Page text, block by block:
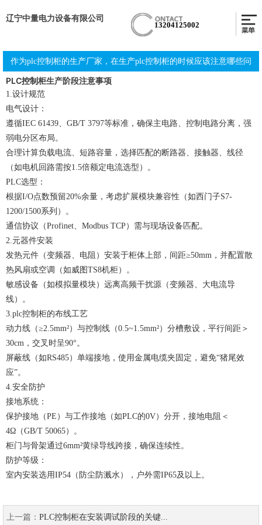
辽宁中量电力设备有限公司
13204125002
作为plc控制柜的生产厂家，在生产plc控制柜的时候应该注意哪些问
PLC控制柜生产阶段注意事项
1.设计规范
电气设计：
遵循IEC 61439、GB/T 3797等标准，确保主电路、控制电路分离，强
弱电分区布局。
合理计算负载电流、短路容量，选择匹配的断路器、接触器、线径
（如电机回路需按1.5倍额定电流选型）。
PLC选型：
根据I/O点数预留20%余量，考虑扩展模块兼容性（如西门子S7-
1200/1500系列）。
通信协议（Profinet、Modbus TCP）需与现场设备匹配。
2.元器件安装
发热元件（变频器、电阻）安装于柜体上部，间距≥50mm，并配置散
热风扇或空调（如威图TS8机柜）。
敏感设备（如模拟量模块）远离高频干扰源（变频器、大电流导
线）。
3.plc控制柜的布线工艺
动力线（≥2.5mm²）与控制线（0.5~1.5mm²）分槽敷设，平行间距＞
30cm，交叉时呈90°。
屏蔽线（如RS485）单端接地，使用金属电缆夹固定，避免“猪尾效
应”。
4.安全防护
接地系统：
保护接地（PE）与工作接地（如PLC的0V）分开，接地电阻＜
4Ω（GB/T 50065）。
柜门与骨架通过6mm²黄绿导线跨接，确保连续性。
防护等级：
室内安装选用IP54（防尘防溅水），户外需IP65及以上。
上一篇： PLC控制柜在安装调试阶段的关键...